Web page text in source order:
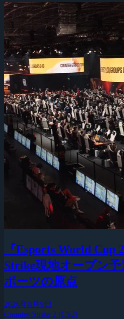
『Esports World Cup
Strike現地オープン予
ポーツの原点
2026年8月9日
Counter-Strike 2 (CS2)